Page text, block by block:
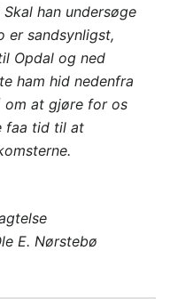
han undersøge
er sandsynligst,
Opdal og ned
ham hid nedenfra
om at gjøre for os
faa tid til at
E. Nørstebø